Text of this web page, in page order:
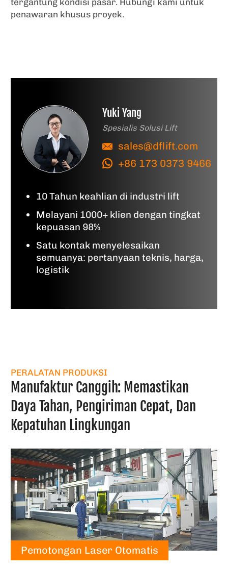
penawaran khusus proyek.
Yuki Yang
Spesialis Solusi Lift
sales@dflift.com
+86 173 0373 9466
10 Tahun keahlian di industri lift
Melayani 1000+ klien dengan tingkat
kepuasan 98%
Satu kontak menyelesaikan
semuanya: pertanyaan teknis, harga,
logistik
PERALATAN PRODUKSI
Manufaktur Canggih: Memastikan
Daya Tahan, Pengiriman Cepat, Dan
Kepatuhan Lingkungan
Pemotongan Laser Otomatis